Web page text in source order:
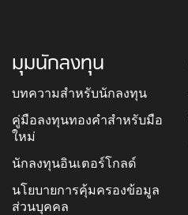
มุมนักลงทุน
บทความสำหรับนักลงทุน
คู่มือลงทุนทองคำสำหรับมือ
ใหม่
นักลงทุนอินเตอร์โกลด์
นโยบายการคุ้มครองข้อมูล
ส่วนบุคคล